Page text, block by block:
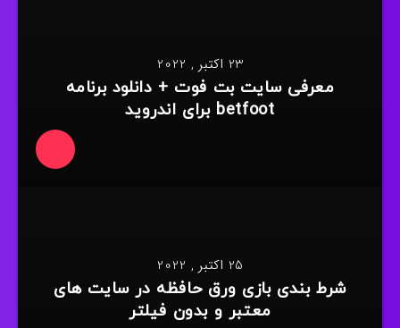
23 اکتبر , 2022
معرفی سایت بت فوت + دانلود برنامه
betfoot برای اندروید
25 اکتبر , 2022
شرط بندی بازی ورق حافظه در سایت های
معتبر و بدون فیلتر